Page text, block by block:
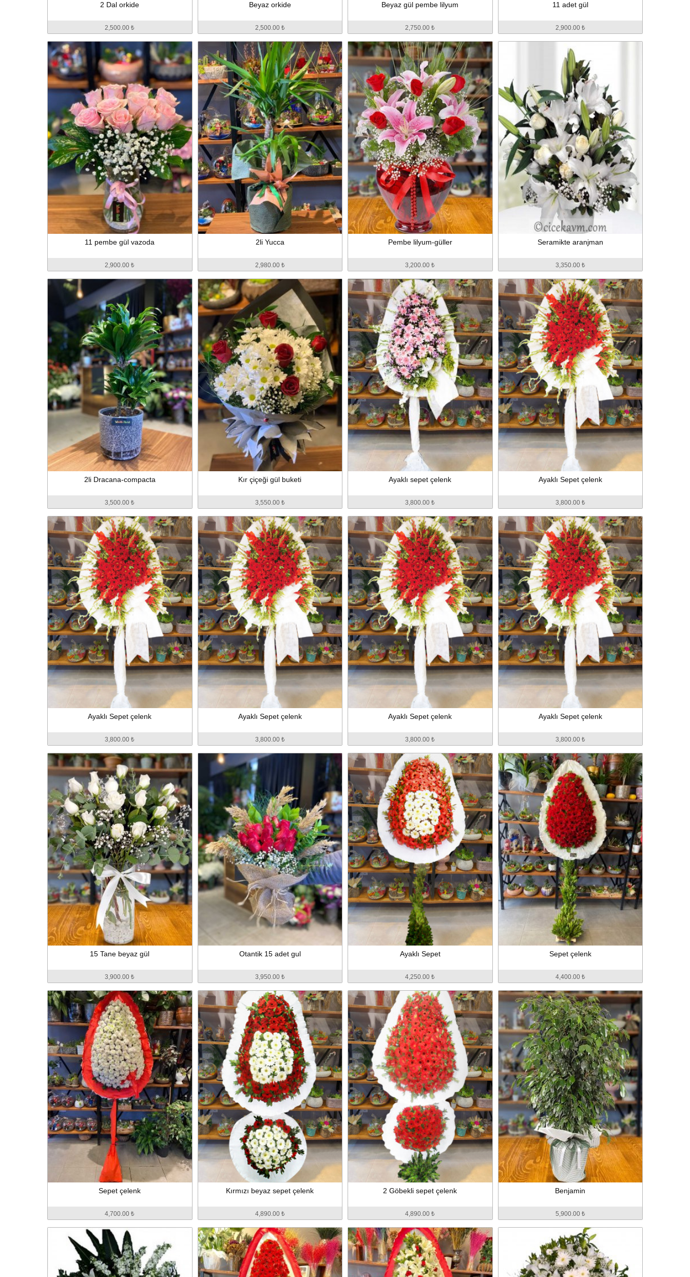
2 Dal orkide
2,500.00 ₺
Beyaz orkide
2,500.00 ₺
Beyaz gül pembe lilyum
2,750.00 ₺
11 adet gül
2,900.00 ₺
11 pembe gül vazoda
2,900.00 ₺
2li Yucca
2,980.00 ₺
Pembe lilyum-güller
3,200.00 ₺
Seramikte aranjman
3,350.00 ₺
2li Dracana-compacta
3,500.00 ₺
Kır çiçeği gül buketi
3,550.00 ₺
Ayaklı sepet çelenk
3,800.00 ₺
Ayaklı Sepet çelenk
3,800.00 ₺
Ayaklı Sepet çelenk
3,800.00 ₺
Ayaklı Sepet çelenk
3,800.00 ₺
Ayaklı Sepet çelenk
3,800.00 ₺
Ayaklı Sepet çelenk
3,800.00 ₺
15 Tane beyaz gül
3,900.00 ₺
Otantik 15 adet gul
3,950.00 ₺
Ayaklı Sepet
4,250.00 ₺
Sepet çelenk
4,400.00 ₺
Sepet çelenk
4,700.00 ₺
Kırmızı beyaz sepet çelenk
4,890.00 ₺
2 Göbekli sepet çelenk
4,890.00 ₺
Benjamin
5,900.00 ₺